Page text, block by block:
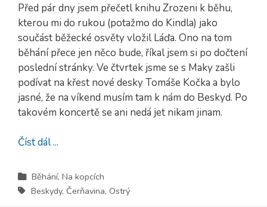
Před pár dny jsem přečetl knihu Zrozeni k běhu,
kterou mi do rukou (potažmo do Kindla) jako
součást běžecké osvěty vložil Láďa. Ono na tom
běhání přece jen něco bude, říkal jsem si po dočtení
poslední stránky. Ve čtvrtek jsme se s Maky zašli
podívat na křest nové desky Tomáše Kočka a bylo
jasné, že na víkend musím tam k nám do Beskyd. Po
takovém koncertě se ani nedá jet nikam jinam.
Číst dál ...
Běhání, Na kopcích
Beskydy, Čerňavina, Ostrý